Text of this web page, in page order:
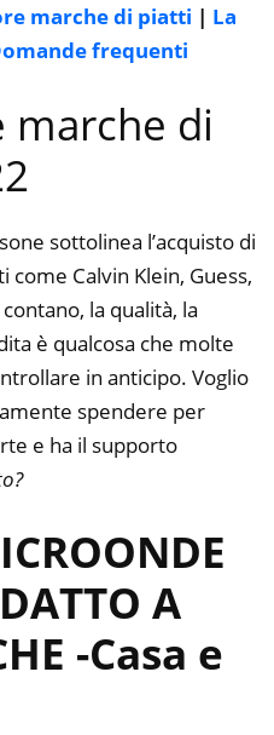
marche di piatti | La
frequenti
marche di
sottolinea l’acquisto di
Calvin Klein, Guess,
la qualità, la
è qualcosa che molte
in anticipo. Voglio
spendere per
e ha il supporto
A
-Casa e